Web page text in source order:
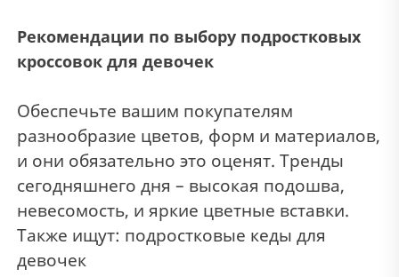
Рекомендации по выбору подростковых
кроссовок для девочек
Обеспечьте вашим покупателям
разнообразие цветов, форм и материалов,
и они обязательно это оценят. Тренды
сегодняшнего дня – высокая подошва,
невесомость, и яркие цветные вставки.
Также ищут: подростковые кеды для
девочек